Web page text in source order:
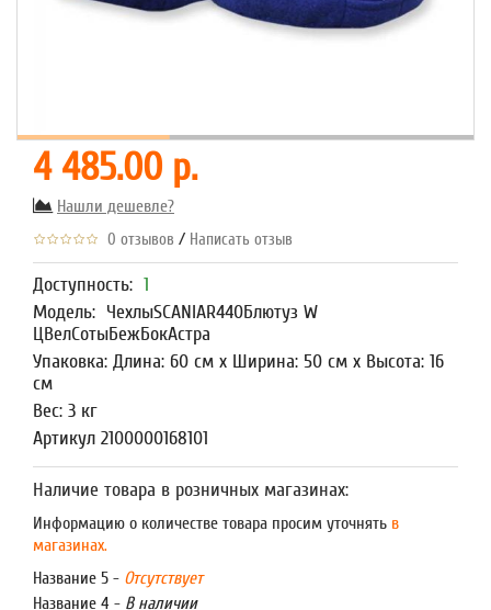
4 485.00 р.
Нашли дешевле?
0 отзывов / Написать отзыв
Доступность: 1
Модель: ЧехлыSCANIAR440Блютуз W
ЦВелСотыБежБокАстра
Упаковка: Длина: 60 см x Ширина: 50 см x Высота: 16
см
Вес: 3 кг
Артикул 2100000168101
Наличие товара в розничных магазинах:
Информацию о количестве товара просим уточнять в
магазинах.
Название 5 - Отсутствует
Название 4 - В наличии